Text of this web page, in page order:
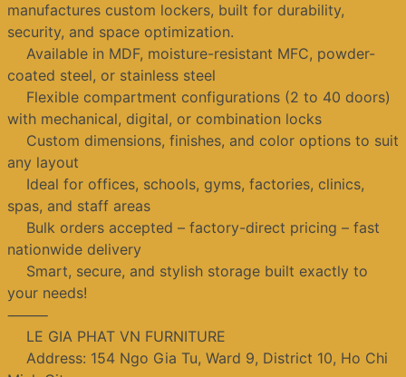
manufactures custom lockers, built for durability,
security, and space optimization.
Available in MDF, moisture-resistant MFC, powder-
coated steel, or stainless steel
Flexible compartment configurations (2 to 40 doors)
with mechanical, digital, or combination locks
Custom dimensions, finishes, and color options to suit
any layout
Ideal for offices, schools, gyms, factories, clinics,
spas, and staff areas
Bulk orders accepted – factory-direct pricing – fast
nationwide delivery
Smart, secure, and stylish storage built exactly to
your needs!
⸻
LE GIA PHAT VN FURNITURE
Address: 154 Ngo Gia Tu, Ward 9, District 10, Ho Chi